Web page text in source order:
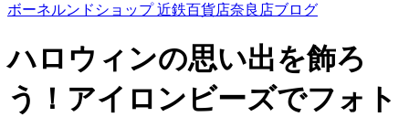
ボーネルンドショップ 近鉄百貨店奈良店ブログ
ハロウィンの思い出を飾ろ
う！アイロンビーズでフォト